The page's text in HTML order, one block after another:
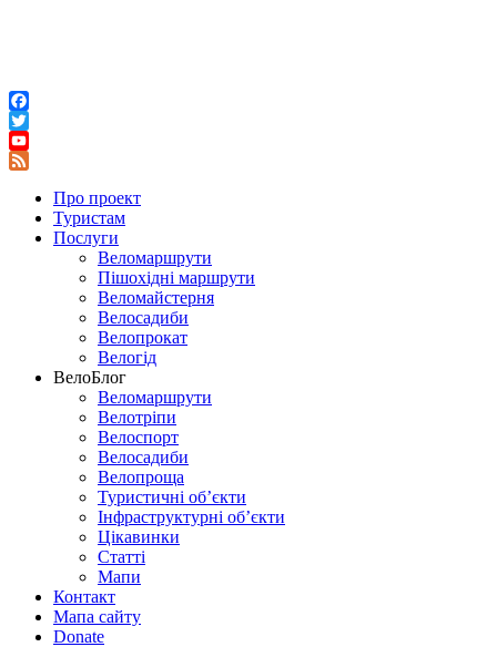
Facebook
Twitter
YouTube
Про проект
Туристам
Послуги
Веломаршрути
Пішохідні маршрути
Веломайстерня
Велосадиби
Велопрокат
Велогід
ВелоБлог
Веломаршрути
Велотріпи
Велоспорт
Велосадиби
Велопроща
Туристичні об’єкти
Інфраструктурні об’єкти
Цікавинки
Статті
Мапи
Контакт
Мапа сайту
Donate